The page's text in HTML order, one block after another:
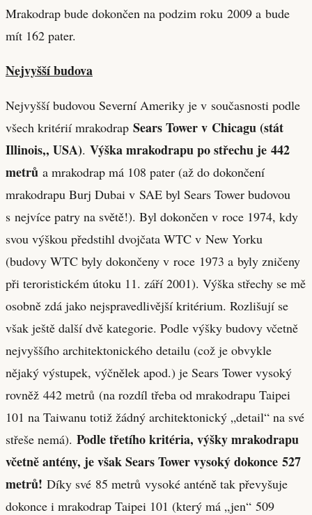
Mrakodrap bude dokončen na podzim roku 2009 a bude
mít 162 pater.
Nejvyšší budova
Nejvyšší budovou Severní Ameriky je v současnosti podle
všech kritérií mrakodrap Sears Tower v Chicagu (stát
Illinois,, USA). Výška mrakodrapu po střechu je 442
metrů a mrakodrap má 108 pater (až do dokončení
mrakodrapu Burj Dubai v SAE byl Sears Tower budovou
s nejvíce patry na světě!). Byl dokončen v roce 1974, kdy
svou výškou předstihl dvojčata WTC v New Yorku
(budovy WTC byly dokončeny v roce 1973 a byly zničeny
při teroristickém útoku 11. září 2001). Výška střechy se mě
osobně zdá jako nejspravedlivější kritérium. Rozlišují se
však ještě další dvě kategorie. Podle výšky budovy včetně
nejvyššího architektonického detailu (což je obvykle
nějaký výstupek, výčnělek apod.) je Sears Tower vysoký
rovněž 442 metrů (na rozdíl třeba od mrakodrapu Taipei
101 na Taiwanu totiž žádný architektonický „detail“ na své
střeše nemá). Podle třetího kritéria, výšky mrakodrapu
včetně antény, je však Sears Tower vysoký dokonce 527
metrů! Díky své 85 metrů vysoké anténě tak převyšuje
dokonce i mrakodrap Taipei 101 (který má „jen“ 509